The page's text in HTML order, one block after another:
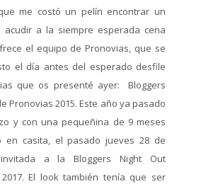
me costó un pelín encontrar un
acudir a la siempre esperada cena
el equipo de Pronovias, que se
el día antes del esperado desfile
que os presenté ayer: Bloggers
Pronovias 2015. Este año ya pasado
y con una pequeñina de 9 meses
en casita, el pasado jueves 28 de
a la Bloggers Night Out
El look también tenía que ser